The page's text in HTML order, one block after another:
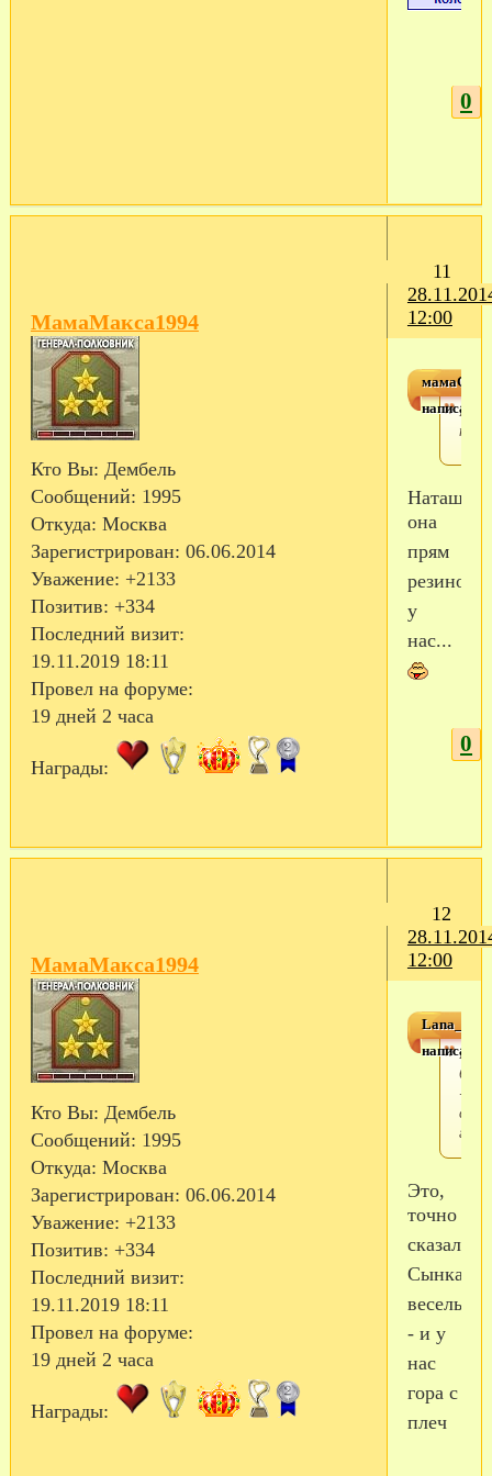
0
11
12:00
МамаМакса1994
Кто Вы: Дембель
Сообщений: 1995
Откуда: Москва
Зарегистрирован: 06.06.2014
Уважение: +2133
Позитив: +334
Последний визит:
19.11.2019 18:11
Провел на форуме:
19 дней 2 часа
Награды:
Ну и
нашу
Наташ,
она
прям
резиновая
у
нас...
0
12
12:00
МамаМакса1994
Кто Вы: Дембель
Сообщений: 1995
Откуда: Москва
Зарегистрирован: 06.06.2014
Уважение: +2133
Позитив: +334
Последний визит:
19.11.2019 18:11
Провел на форуме:
19 дней 2 часа
Награды:
Lana_ma
-
Это,
точно
сказала.
Сынка
веселый
- и у
нас
гора с
плеч